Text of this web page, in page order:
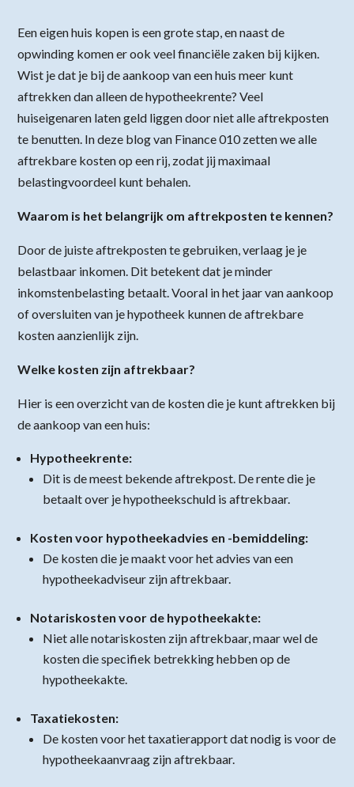
Een eigen huis kopen is een grote stap, en naast de
opwinding komen er ook veel financiële zaken bij kijken.
Wist je dat je bij de aankoop van een huis meer kunt
aftrekken dan alleen de hypotheekrente? Veel
huiseigenaren laten geld liggen door niet alle aftrekposten
te benutten. In deze blog van Finance 010 zetten we alle
aftrekbare kosten op een rij, zodat jij maximaal
belastingvoordeel kunt behalen.
Waarom is het belangrijk om aftrekposten te kennen?
Door de juiste aftrekposten te gebruiken, verlaag je je
belastbaar inkomen. Dit betekent dat je minder
inkomstenbelasting betaalt. Vooral in het jaar van aankoop
of oversluiten van je hypotheek kunnen de aftrekbare
kosten aanzienlijk zijn.
Welke kosten zijn aftrekbaar?
Hier is een overzicht van de kosten die je kunt aftrekken bij
de aankoop van een huis:
Hypotheekrente:
Dit is de meest bekende aftrekpost. De rente die je
betaalt over je hypotheekschuld is aftrekbaar.
Kosten voor hypotheekadvies en -bemiddeling:
De kosten die je maakt voor het advies van een
hypotheekadviseur zijn aftrekbaar.
Notariskosten voor de hypotheekakte:
Niet alle notariskosten zijn aftrekbaar, maar wel de
kosten die specifiek betrekking hebben op de
hypotheekakte.
Taxatiekosten:
De kosten voor het taxatierapport dat nodig is voor de
hypotheekaanvraag zijn aftrekbaar.